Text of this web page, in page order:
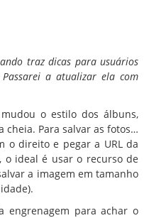
traz dicas para usuários
Passarei a atualizar ela com
o estilo dos álbuns,
cheia. Para salvar as fotos…
o direito e pegar a URL da
o ideal é usar o recurso de
a imagem em tamanho
engrenagem para achar o